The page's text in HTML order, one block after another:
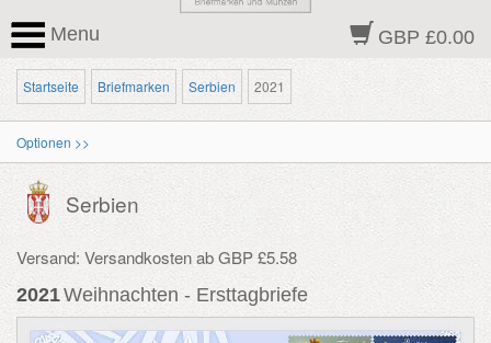
GBP £0.00
Menu
Startseite Briefmarken Serbien 2021
Optionen >>
Serbien
Versand: Versandkosten ab GBP £5.58
2021Weihnachten - Ersttagbriefe